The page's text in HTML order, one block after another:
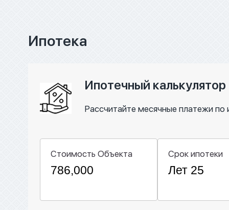
Ипотека
Ипотечный калькулятор
Рассчитайте месячные платежи по
Стоимость Объекта Срок ипотеки